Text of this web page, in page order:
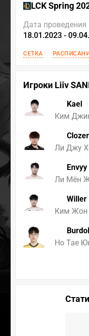
LCK Spring
Дата проведения
18.01.2023 -
СЕТКА
Игроки Liiv
Kael
Ким
Clozer
Ли Джу
Envyy
Ли Мён
Willer
Ким Жон
Burdol
Но Тае